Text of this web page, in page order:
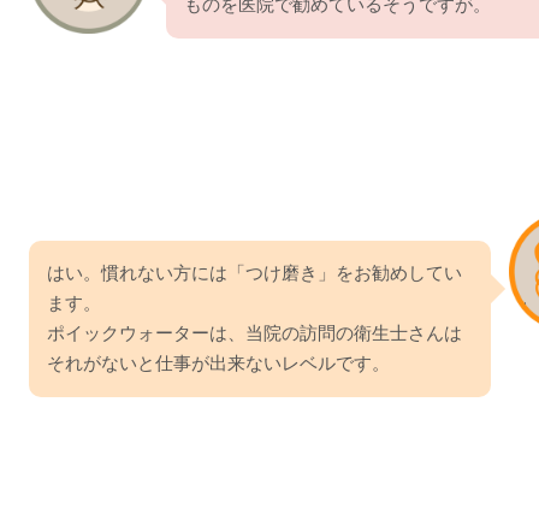
ものを医院で勧めているそうですが。
はい。慣れない方には「つけ磨き」をお勧めしてい
ます。
ポイックウォーターは、当院の訪問の衛生士さんは
それがないと仕事が出来ないレベルです。